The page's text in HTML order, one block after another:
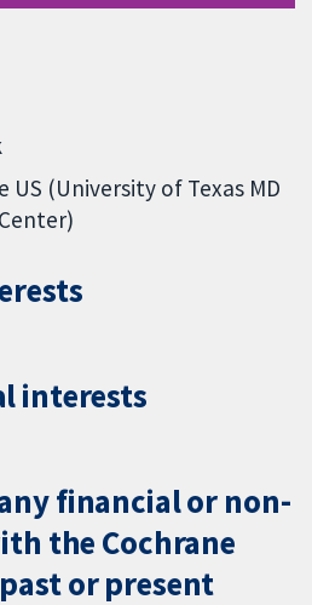
US (University of Texas MD
interests
financial or non-
the Cochrane
or present